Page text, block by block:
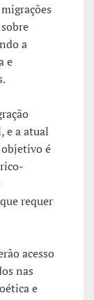
a
e
e a atual
objetivo é
requer
acesso
nas
e